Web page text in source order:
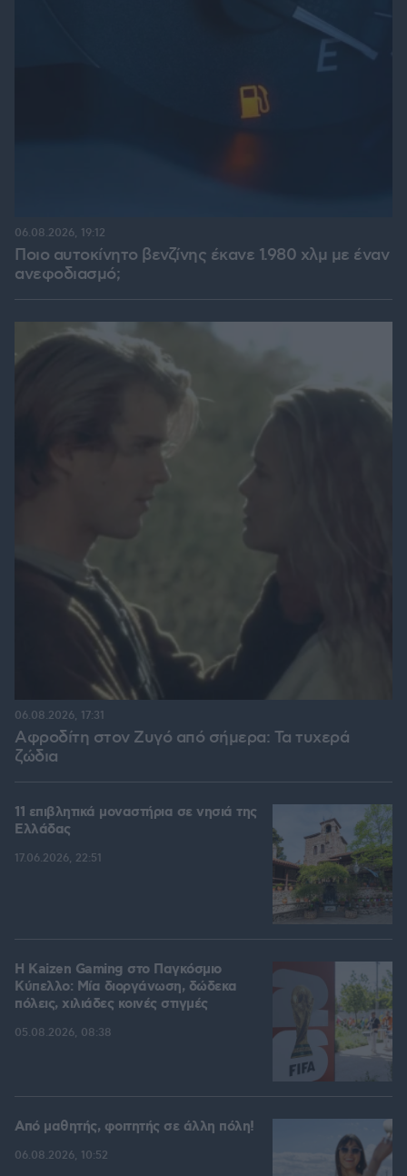
Ποιο αυτοκίνητο βενζίνης έκανε 1.980 χλμ με έναν
ανεφοδιασμό;
06.08.2026, 19:12
Αφροδίτη στον Ζυγό από σήμερα: Τα τυχερά
ζώδια
06.08.2026, 17:31
11 επιβλητικά μοναστήρια σε νησιά της
Ελλάδας
17.06.2026, 22:51
H Kaizen Gaming στο Παγκόσμιο
Kύπελλο: Μία διοργάνωση, δώδεκα
πόλεις, χιλιάδες κοινές στιγμές
05.08.2026, 08:38
Από μαθητής, φοιτητής σε άλλη πόλη!
06.08.2026, 10:52